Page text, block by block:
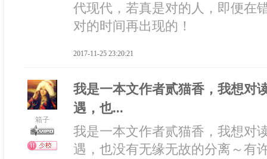
代现代，若真是对的人，即便在
对的时间再出现的！
2017-11-25 23:20:21
箱子
我是一本文作者贰猫香，我想对
遇，也...
我是一本文作者贰猫香，我想对
遇，也没有无缘无故的分离～有